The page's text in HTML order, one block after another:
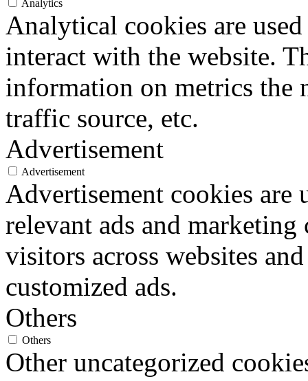
Analytics
Analytical cookies are
interact with the website.
information on metrics the
traffic source, etc.
Advertisement
Advertisement
Advertisement cookies
relevant ads and marketing
visitors across websites
customized ads.
Others
Others
Other uncategorized